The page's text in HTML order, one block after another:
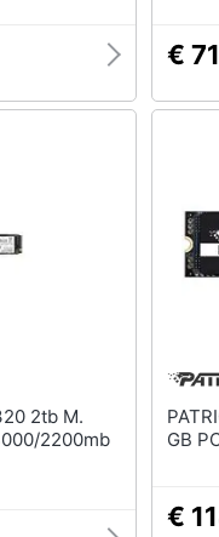
€
2200mb
PATRIOT -
GB
€